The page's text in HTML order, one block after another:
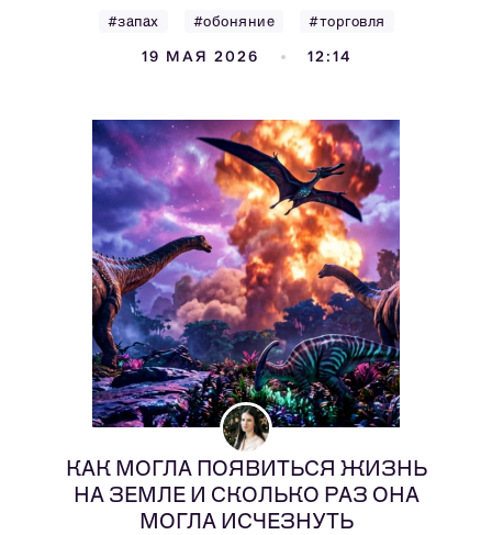
#запах #обоняние #торговля
19 МАЯ 2026 12:14
КАК МОГЛА ПОЯВИТЬСЯ ЖИЗНЬ
НА ЗЕМЛЕ И СКОЛЬКО РАЗ ОНА
МОГЛА ИСЧЕЗНУТЬ